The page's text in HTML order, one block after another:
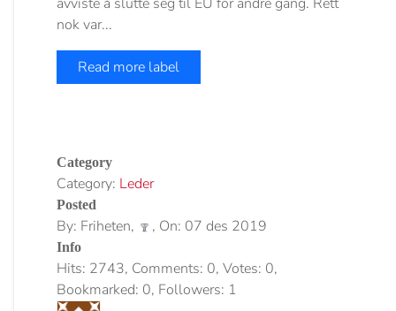
nok var...
Read more label
Category
Category: Leder
Posted
By: Friheten, , On: 07 des 2019
Info
Hits: 2743, Comments: 0, Votes: 0,
Bookmarked: 0, Followers: 1